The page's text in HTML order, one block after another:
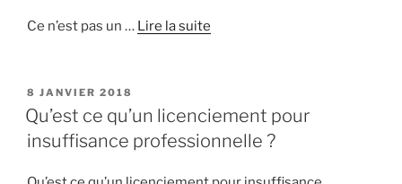
Ce n’est pas un … Lire la suite
PUBLIÉ
LE
8 JANVIER 2018
Qu’est ce qu’un licenciement pour
insuffisance professionnelle ?